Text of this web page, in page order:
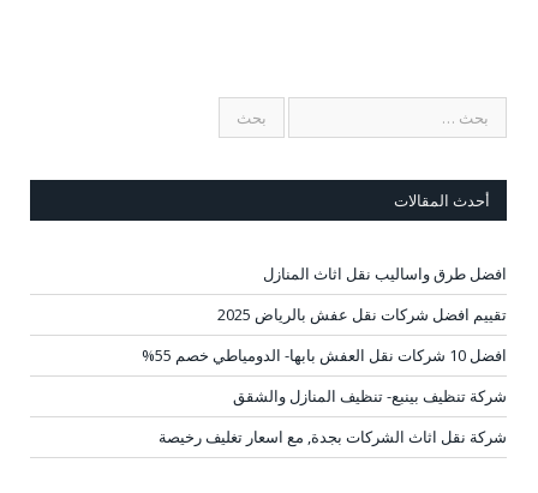
أحدث المقالات
افضل طرق واساليب نقل اثاث المنازل
تقييم افضل شركات نقل عفش بالرياض 2025
افضل 10 شركات نقل العفش بابها- الدومياطي خصم 55%
شركة تنظيف بينبع- تنظيف المنازل والشقق
شركة نقل اثاث الشركات بجدة, مع اسعار تغليف رخيصة